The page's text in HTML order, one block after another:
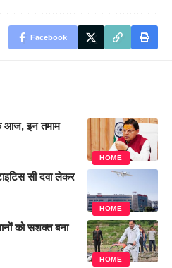
Facebook
HOME
आज, इन तमाम
HOME
सी दवा लेकर
HOME
को सशक्त बना